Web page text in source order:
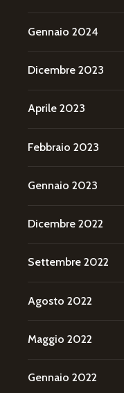
Gennaio 2024
Dicembre 2023
Aprile 2023
Febbraio 2023
Gennaio 2023
Dicembre 2022
Settembre 2022
Agosto 2022
Maggio 2022
Gennaio 2022